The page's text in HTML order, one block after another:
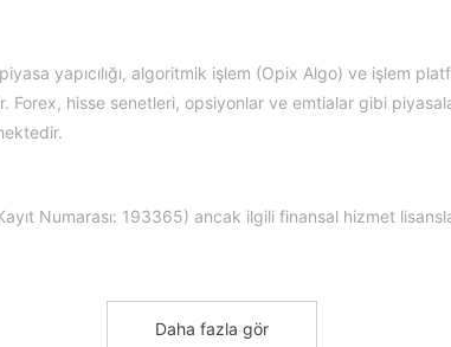
yapıcılığı, algoritmik işlem (Opix Algo) ve işlem
hisse senetleri, opsiyonlar ve emtialar gibi
Numarası: 193365) ancak ilgili finansal hizmet
(Opix Algo) piyasa mikroyapısını analiz eder. İkincisi,
Daha fazla gör